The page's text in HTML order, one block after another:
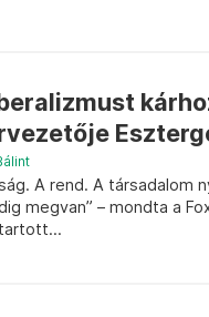
A rend. A társadalom
megvan” – mondta a